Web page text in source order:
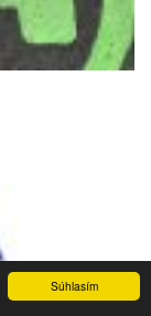
Súhlasím